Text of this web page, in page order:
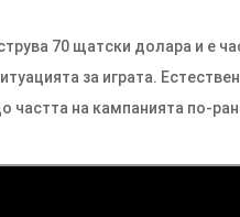
70 щатски долара и е
за играта.
частта на кампанията по-